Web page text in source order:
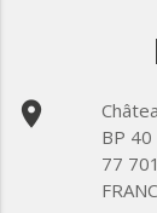
place
BP
77